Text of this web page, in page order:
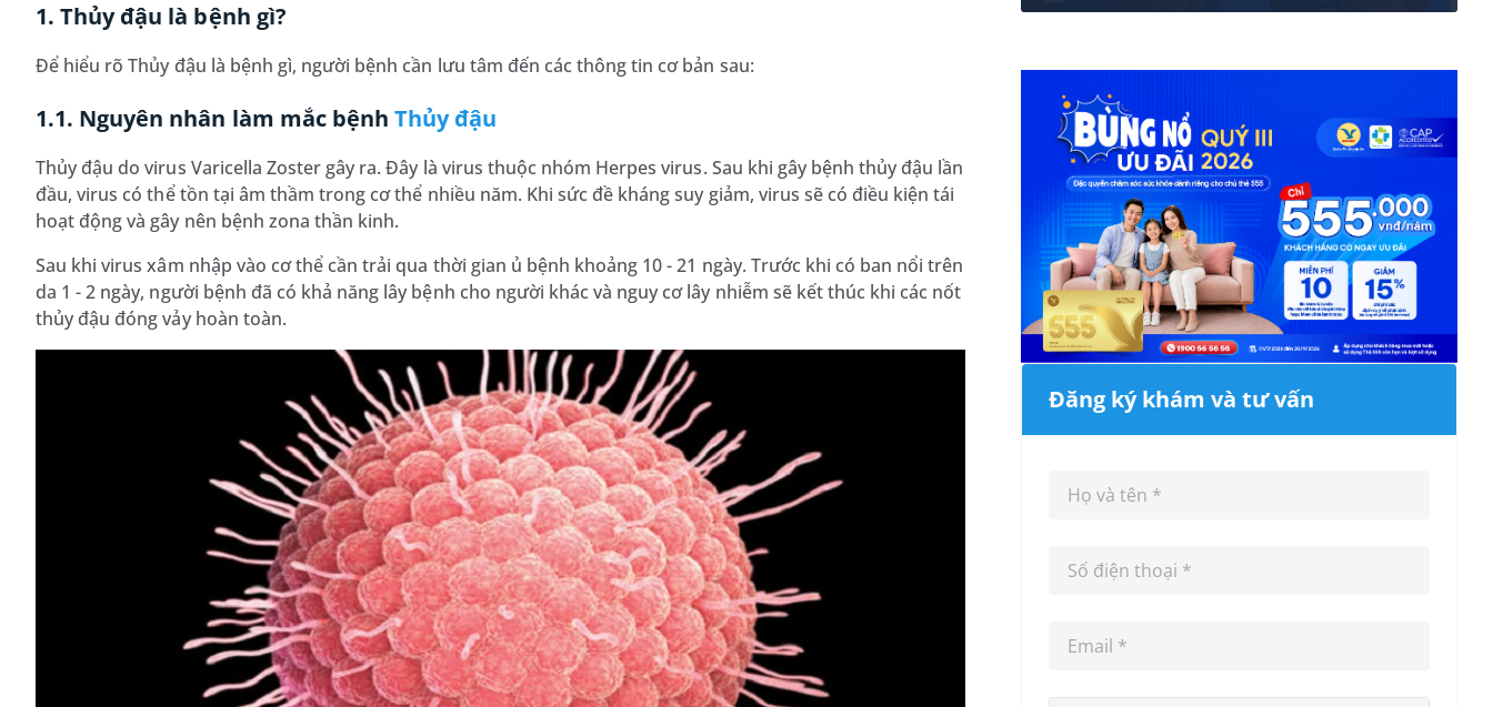
1. Thủy đậu là bệnh gì?
Để hiểu rõ Thủy đậu là bệnh gì, người bệnh cần lưu tâm đến các thông tin cơ bản sau:
1.1. Nguyên nhân làm mắc bệnh Thủy đậu
Thủy đậu do virus Varicella Zoster gây ra. Đây là virus thuộc nhóm Herpes virus. Sau khi gây bệnh thủy đậu lần
đầu, virus có thể tồn tại âm thầm trong cơ thể nhiều năm. Khi sức đề kháng suy giảm, virus sẽ có điều kiện tái
hoạt động và gây nên bệnh zona thần kinh.
Sau khi virus xâm nhập vào cơ thể cần trải qua thời gian ủ bệnh khoảng 10 - 21 ngày. Trước khi có ban nổi trên
da 1 - 2 ngày, người bệnh đã có khả năng lây bệnh cho người khác và nguy cơ lây nhiễm sẽ kết thúc khi các nốt
thủy đậu đóng vảy hoàn toàn.
Đăng ký khám và tư vấn